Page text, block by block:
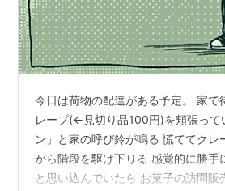
今日は荷物の配達がある予定。 家で
レープ(←見切り品100円)を頬張って
ン」と家の呼び鈴が鳴る 慌ててクレ
がら階段を駆け下りる 感覚的に勝手
と思い込んでいたら お菓子の訪問販